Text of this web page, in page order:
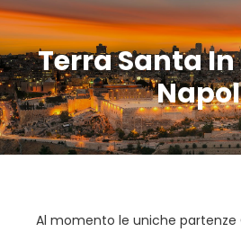
Terra Santa In
Al momento le uniche partenze